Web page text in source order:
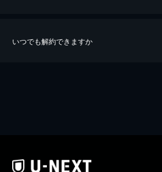
いつでも解約できますか